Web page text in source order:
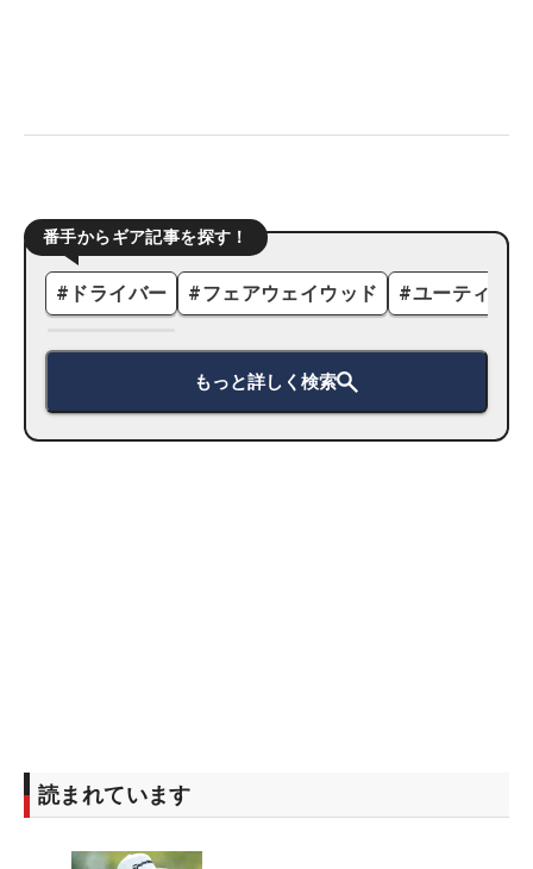
番手からギア記事を探す！
# ドライバー #フェアウェイウッド #ユーティリ
もっと詳しく検索
読まれています